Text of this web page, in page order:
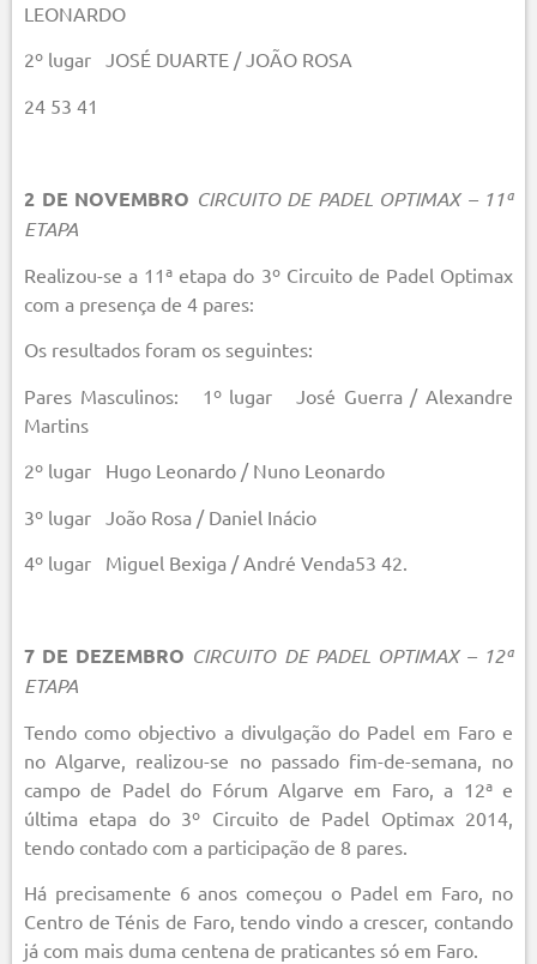
LEONARDO
2º lugar JOSÉ DUARTE / JOÃO ROSA
24 53 41
2 DE NOVEMBRO CIRCUITO DE PADEL OPTIMAX – 11ª
ETAPA
Realizou-se a 11ª etapa do 3º Circuito de Padel Optimax
com a presença de 4 pares:
Os resultados foram os seguintes:
Pares Masculinos: 1º lugar José Guerra / Alexandre
Martins
2º lugar Hugo Leonardo / Nuno Leonardo
3º lugar João Rosa / Daniel Inácio
4º lugar Miguel Bexiga / André Venda53 42.
7 DE DEZEMBRO CIRCUITO DE PADEL OPTIMAX – 12ª
ETAPA
Tendo como objectivo a divulgação do Padel em Faro e
no Algarve, realizou-se no passado fim-de-semana, no
campo de Padel do Fórum Algarve em Faro, a 12ª e
última etapa do 3º Circuito de Padel Optimax 2014,
tendo contado com a participação de 8 pares.
Há precisamente 6 anos começou o Padel em Faro, no
Centro de Ténis de Faro, tendo vindo a crescer, contando
já com mais duma centena de praticantes só em Faro.